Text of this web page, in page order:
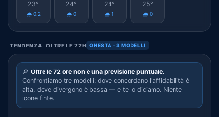
23°
🌧️ 0.2
24°
🌧️ 0
24°
🌧️ 1
25°
🌧️ 0
TENDENZA · OLTRE LE 72H ONESTA · 3 MODELLI
🔎 Oltre le 72 ore non è una previsione puntuale.
Confrontiamo tre modelli: dove concordano l'affidabilità è
alta, dove divergono è bassa — e te lo diciamo. Niente
icone finte.